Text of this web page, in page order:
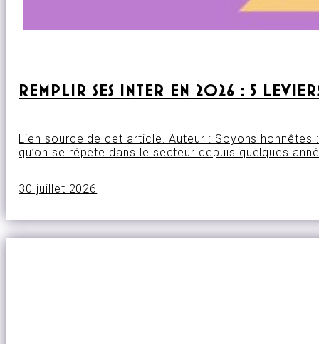
REMPLIR SES INTER EN 2026 : 5
Lien source de cet article. Auteur : Soyons
qu’on se répète dans le secteur depuis quelques
30 juillet 2026